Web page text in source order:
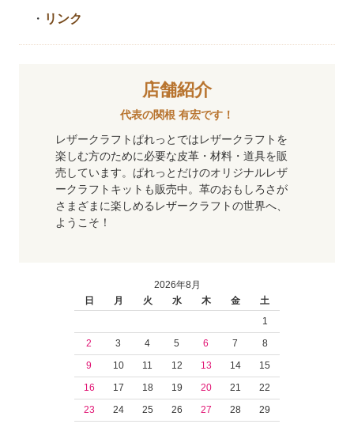
・ リンク
店舗紹介
代表の関根 有宏です！
レザークラフトぱれっとではレザークラフトを
楽しむ方のために必要な皮革・材料・道具を販
売しています。ぱれっとだけのオリジナルレザ
ークラフトキットも販売中。革のおもしろさが
さまざまに楽しめるレザークラフトの世界へ、
ようこそ！
2026年8月
日
月 火 水 木 金
土
1
2
3 4 5 6 7
8
9
10 11 12 13 14
15
16
17 18 19 20 21
22
23
24 25 26 27 28
29